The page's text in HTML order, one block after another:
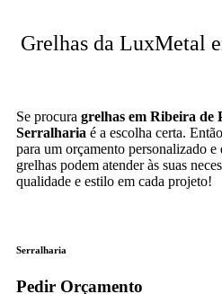
Grelhas da LuxMetal
Se procura grelhas em Ribeira de
Serralharia é a escolha certa.
para um orçamento personalizado e
grelhas podem atender às suas
qualidade e estilo em cada projeto!
Serralharia
Pedir Orçamento